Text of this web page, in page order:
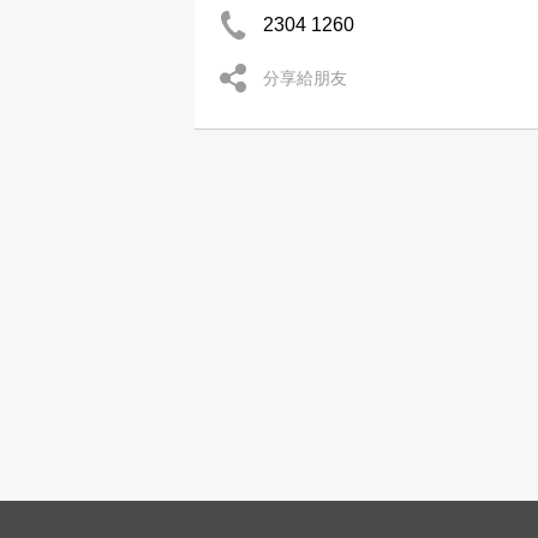
2304 1260
分享給朋友